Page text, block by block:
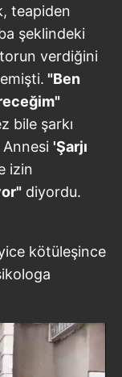
teapiden
şeklindeki
verdiğini
"Ben
bile şarkı
Annesi 'Şarjı
izin
diyordu.
kötüleşince